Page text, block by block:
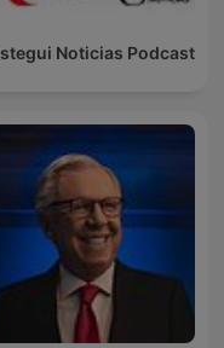
Noticias Podcast